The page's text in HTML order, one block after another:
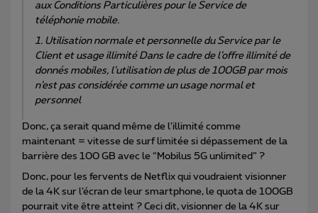
aux Conditions Particulières pour le Service de
téléphonie mobile.
1. Utilisation normale et personnelle du Service par le
Client et usage illimité Dans le cadre de l’offre illimité de
donnés mobiles, l’utilisation de plus de 100GB par mois
n’est pas considérée comme un usage normal et
personnel
Donc, ça serait quand même de l’illimité comme
maintenant = vitesse de surf limitée si dépassement de la
barrière des 100 GB avec le “Mobilus 5G unlimited” ?
Donc, pour les fervents de Netflix qui voudraient visionner
de la 4K sur l’écran de leur smartphone, le quota de 100GB
pourrait vite être atteint ? Ceci dit, visionner de la 4K sur